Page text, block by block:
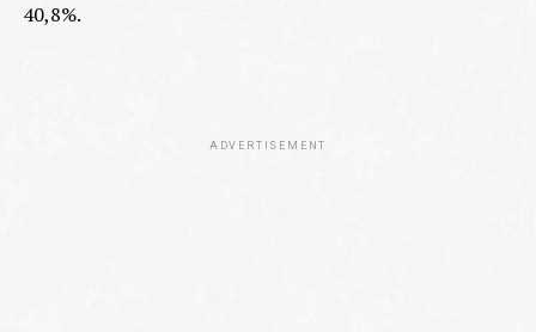
40,8%.
ADVERTISEMENT